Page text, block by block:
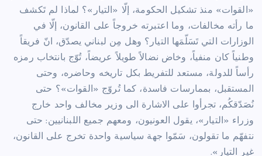
«القوات» منذ تشكيل الحكومة، إلّا «التيار»؟ لماذا لم تَكشف
ما رأته مخالفات، وما اعتبرته خروجاً على القانون، إلّا في
الوزارات التي تَسَلّمَها التيار؟ وهل مِن لبناني يصدّق، انّ فريقاً
وطنياً كان منفياً، وخاض نضالاً طويلاً عريضاً، تُوّج بانتخاب رمزه
رأساً للدولة، مستعد للتفريط بكل تاريخه وحاضره، وحتى
المستقبل، بممارسات فاسدة، كما تُروّج «القوات»؟ حتى
نُصَدّقكُم، تجرأوا على الاشارة الى وزير مخالف واحد خارج
وزراء «التيار»، يقول العونيون، ومعهم جميع اللبنانيين: حتى
نتفهّم ما تقولون، سَمّوا جهة سياسية واحدة تخرج على القانون،
غير التيار».